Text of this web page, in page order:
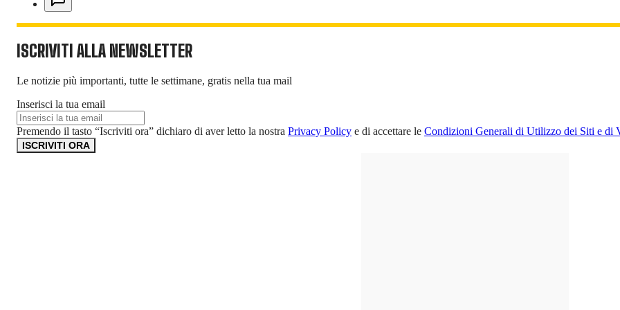
ISCRIVITI ALLA NEWSLETTER
Le notizie più importanti, tutte le settimane, gratis nella tua mail
Inserisci la tua email
Premendo il tasto “Iscriviti ora” dichiaro di aver letto la nostra Privacy Policy e di accettare le Condizioni Generali di Utilizzo dei Siti e di
ISCRIVITI ORA